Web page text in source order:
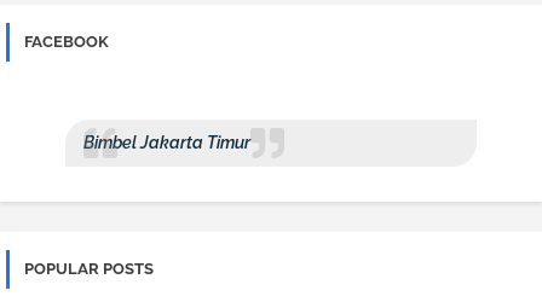
FACEBOOK
Bimbel Jakarta Timur
POPULAR POSTS